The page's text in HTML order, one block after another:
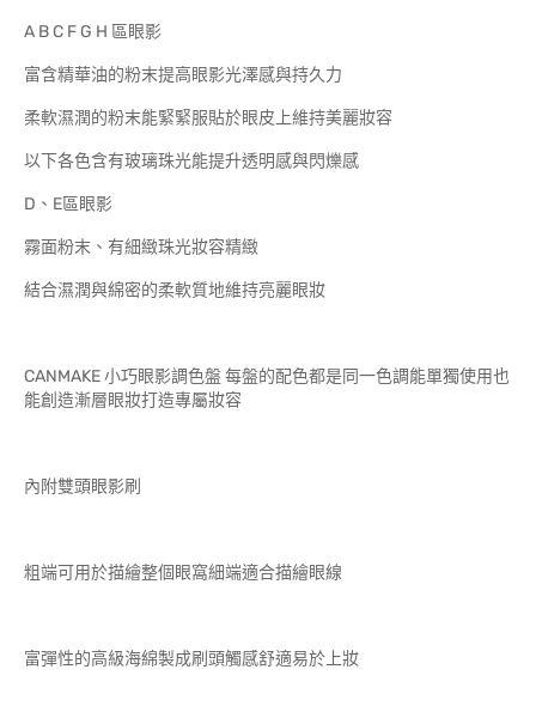
A B C F G H 區眼影
富含精華油的粉末提高眼影光澤感與持久力
柔軟濕潤的粉末能緊緊服貼於眼皮上維持美麗妝容
以下各色含有玻璃珠光能提升透明感與閃爍感
D、E區眼影
霧面粉末、有細緻珠光妝容精緻
結合濕潤與綿密的柔軟質地維持亮麗眼妝
CANMAKE 小巧眼影調色盤 每盤的配色都是同一色調能單獨使用也
能創造漸層眼妝打造專屬妝容
內附雙頭眼影刷
粗端可用於描繪整個眼窩細端適合描繪眼線
富彈性的高級海綿製成刷頭觸感舒適易於上妝